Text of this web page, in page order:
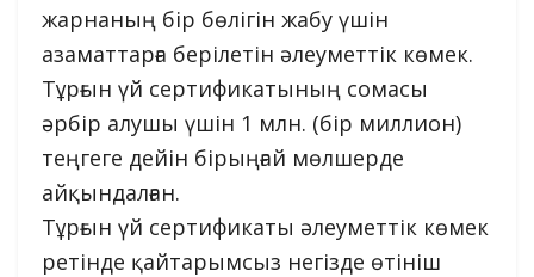
жарнаның бір бөлігін жабу үшін
азаматтарға берілетін әлеуметтік көмек.
Тұрғын үй сертификатының сомасы
әрбір алушы үшін 1 млн. (бір миллион)
теңгеге дейін бірыңғай мөлшерде
айқындалған.
Тұрғын үй сертификаты әлеуметтік көмек
ретінде қайтарымсыз негізде өтініш